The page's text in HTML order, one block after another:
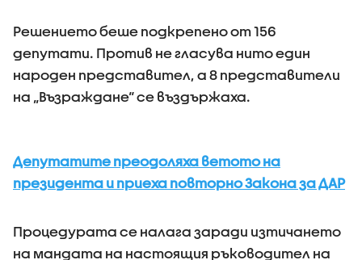
Решението беше подкрепено от 156
депутати. Против не гласува нито един
народен представител, а 8 представители
на „Възраждане“ се въздържаха.
Депутатите преодоляха ветото на
президента и приеха повторно Закона за ДАР
Процедурата се налага заради изтичането
на мандата на настоящия ръководител на